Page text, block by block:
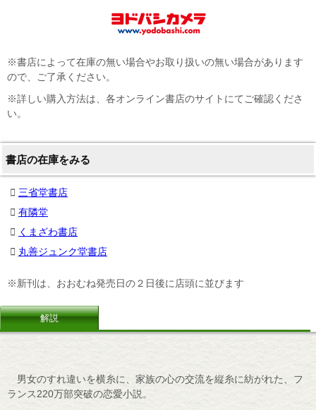
※書店によって在庫の無い場合やお取り扱いの無い場合があります
ので、ご了承ください。
※詳しい購入方法は、各オンライン書店のサイトにてご確認くださ
い。
書店の在庫をみる
三省堂書店
有隣堂
くまざわ書店
丸善ジュンク堂書店
※新刊は、おおむね発売日の２日後に店頭に並びます
解説
男女のすれ違いを横糸に、家族の心の交流を縦糸に紡がれた、フ
ランス220万部突破の恋愛小説。